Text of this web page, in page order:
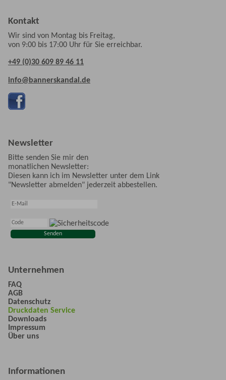
Kontakt
Wir sind von Montag bis Freitag,
von 9:00 bis 17:00 Uhr für Sie erreichbar.
+49 (0)30 609 89 46 11
info@bannerskandal.de
Newsletter
Bitte senden Sie mir den
monatlichen Newsletter:
Diesen kann ich im Newsletter unter dem Link
"Newsletter abmelden" jederzeit abbestellen.
Unternehmen
FAQ
AGB
Datenschutz
Druckdaten Service
Downloads
Impressum
Über uns
Informationen